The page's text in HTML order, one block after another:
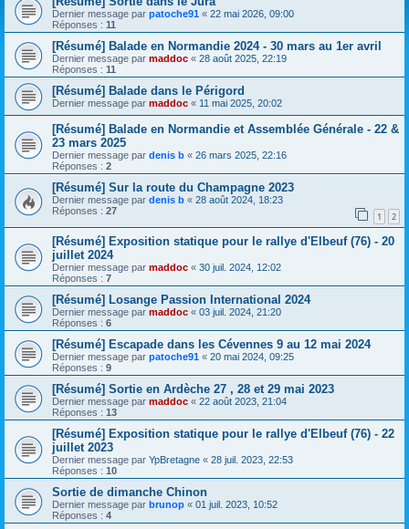
Dernier message par patoche91 « 22 mai 2026, 09:00
Réponses : 11
[Résumé] Balade en Normandie 2024 - 30 mars au 1er avril
Dernier message par maddoc « 28 août 2025, 22:19
Réponses : 11
[Résumé] Balade dans le Périgord
Dernier message par maddoc « 11 mai 2025, 20:02
[Résumé] Balade en Normandie et Assemblée Générale - 22 &
23 mars 2025
Dernier message par denis b « 26 mars 2025, 22:16
Réponses : 2
[Résumé] Sur la route du Champagne 2023
Dernier message par denis b « 28 août 2024, 18:23
Réponses : 27 1 2
[Résumé] Exposition statique pour le rallye d'Elbeuf (76) - 20
juillet 2024
Dernier message par maddoc « 30 juil. 2024, 12:02
Réponses : 7
[Résumé] Losange Passion International 2024
Dernier message par maddoc « 03 juil. 2024, 21:20
Réponses : 6
[Résumé] Escapade dans les Cévennes 9 au 12 mai 2024
Dernier message par patoche91 « 20 mai 2024, 09:25
Réponses : 9
[Résumé] Sortie en Ardèche 27 , 28 et 29 mai 2023
Dernier message par maddoc « 22 août 2023, 21:04
Réponses : 13
[Résumé] Exposition statique pour le rallye d'Elbeuf (76) - 22
juillet 2023
Dernier message par YpBretagne « 28 juil. 2023, 22:53
Réponses : 10
Sortie de dimanche Chinon
Dernier message par brunop « 01 juil. 2023, 10:52
Réponses : 4